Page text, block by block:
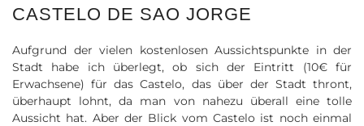
CASTELO DE SAO JORGE
Aufgrund der vielen kostenlosen Aussichtspunkte in der
Stadt habe ich überlegt, ob sich der Eintritt (10€ für
Erwachsene) für das Castelo, das über der Stadt thront,
überhaupt lohnt, da man von nahezu überall eine tolle
Aussicht hat. Aber der Blick vom Castelo ist noch einmal